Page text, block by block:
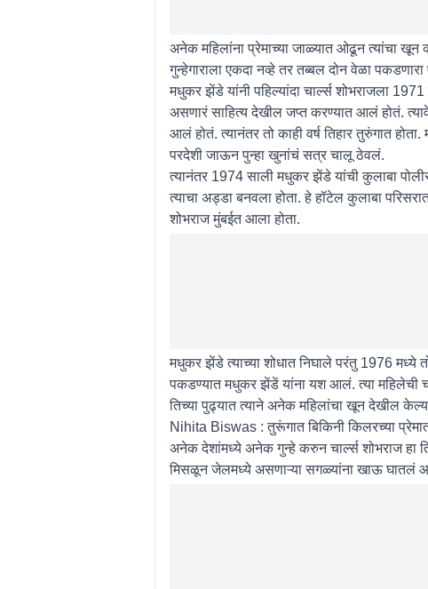
अनेक महिलांना प्रेमाच्या जा‌‌ळ्यात ओढून त्यांचा खून
गुन्हेगाराला एकदा नव्हे तर तब्बल दोन वेळा
मधुकर झेंडे यांनी पहिल्यांदा चार्ल्स शोभराजला
असणारं साहित्य देखील जप्त करण्यात आलं होतं.
आलं होतं. त्यानंतर तो काही वर्ष तिहार तुरुंगात
परदेशी जाऊन पुन्हा खुनांचं सत्र चालू ठेवलं.
त्यानंतर 1974 साली मधुकर झेंडे यांची कुलाबा
त्याचा अड्डा बनवला होता. हे हॉटेल कुलाबा
शोभराज मुंबईत आला होता.
मधुकर झेंडे त्याच्या शोधात निघाले परंतु 1976 मध्ये
पकडण्यात मधुकर झेंडें यांना यश आलं. त्या महिलेची
तिच्या पुढ्यात त्याने अनेक महिलांचा खून देखील
Nihita Biswas : तुरूंगात बिकिनी किलरच्या
अनेक देशांमध्ये अनेक गुन्हे करुन चार्ल्स शोभराज
मिसळून जेलमध्ये असणाऱ्या सगळ्यांना खाऊ घातलं